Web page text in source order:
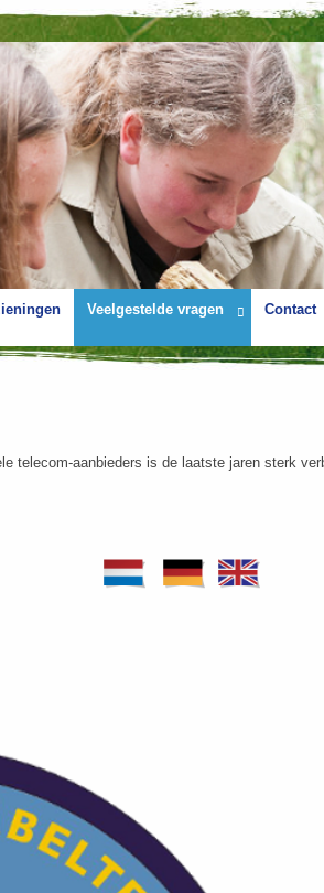
Veelgestelde vragen Contact
telecom-aanbieders is de laatste jaren sterk